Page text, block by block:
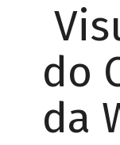
do
da